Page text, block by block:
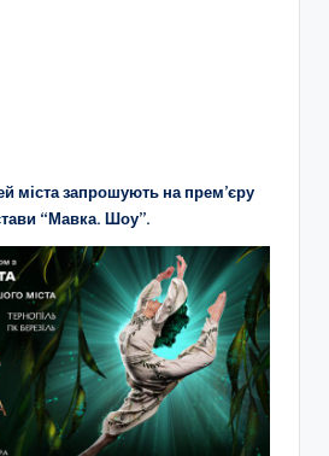
міста запрошують на прем’єру
“Мавка. Шоу”.